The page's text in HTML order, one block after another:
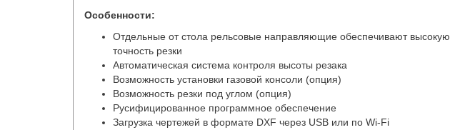
Особенности:
Отдельные от стола рельсовые направляющие обеспечивают высокую
точность резки
Автоматическая система контроля высоты резака
Возможность установки газовой консоли (опция)
Возможность резки под углом (опция)
Русифицированное программное обеспечение
Загрузка чертежей в формате DXF через USB или по Wi-Fi